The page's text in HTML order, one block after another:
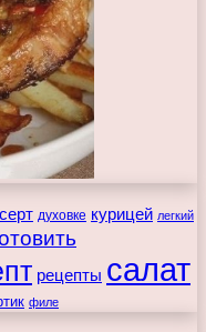
духовке курицей легкий
рецепты салат
филе